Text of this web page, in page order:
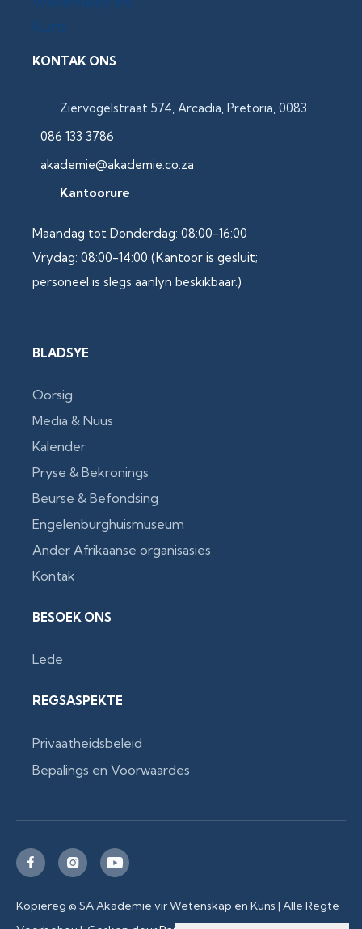
KONTAK ONS
Ziervogelstraat 574, Arcadia, Pretoria, 0083
086 133 3786
akademie@akademie.co.za
Kantoorure
Maandag tot Donderdag: 08:00-16:00
Vrydag: 08:00-14:00 (Kantoor is gesluit;
personeel is slegs aanlyn beskikbaar.)
BLADSYE
Oorsig
Media & Nuus
Kalender
Pryse & Bekronings
Beurse & Befondsing
Engelenburghuismuseum
Ander Afrikaanse organisasies
Kontak
BESOEK ONS
Lede
REGSASPEKTE
Privaatheidsbeleid
Bepalings en Voorwaardes
Kopiereg © SA Akademie vir Wetenskap en Kuns | Alle Regte
  